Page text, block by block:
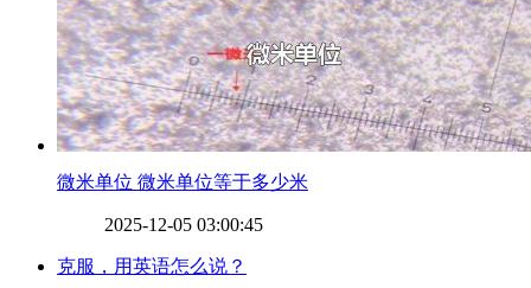
​微米单位 微米单位等于多少米
2025-12-05 03:00:45
​克服，用英语怎么说？